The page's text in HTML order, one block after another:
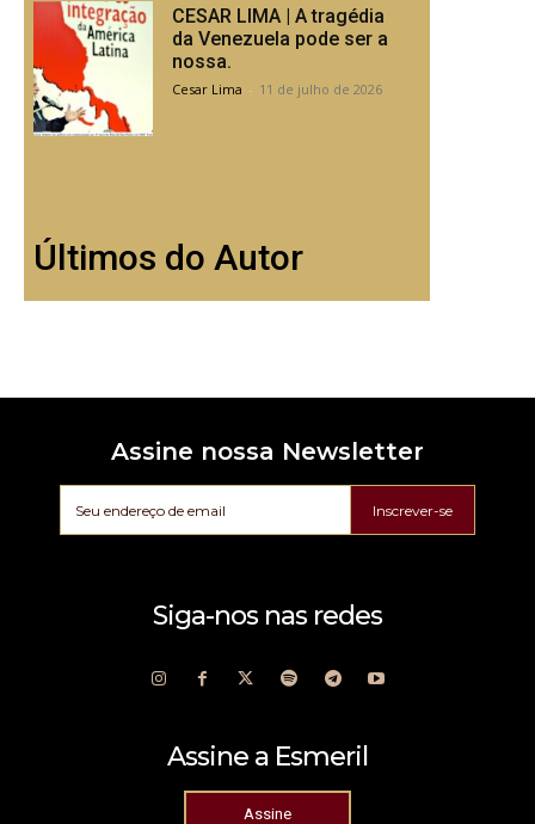
CESAR LIMA | A tragédia
da Venezuela pode ser a
nossa.
Cesar Lima - 11 de julho de 2026
Últimos do Autor
Assine nossa Newsletter
Inscrever-se
Siga-nos nas redes
Assine a Esmeril
Assine